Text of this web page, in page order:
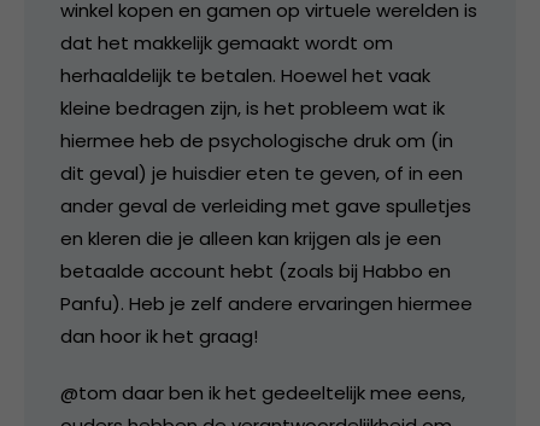
winkel kopen en gamen op virtuele werelden is
dat het makkelijk gemaakt wordt om
herhaaldelijk te betalen. Hoewel het vaak
kleine bedragen zijn, is het probleem wat ik
hiermee heb de psychologische druk om (in
dit geval) je huisdier eten te geven, of in een
ander geval de verleiding met gave spulletjes
en kleren die je alleen kan krijgen als je een
betaalde account hebt (zoals bij Habbo en
Panfu). Heb je zelf andere ervaringen hiermee
dan hoor ik het graag!
@tom daar ben ik het gedeeltelijk mee eens,